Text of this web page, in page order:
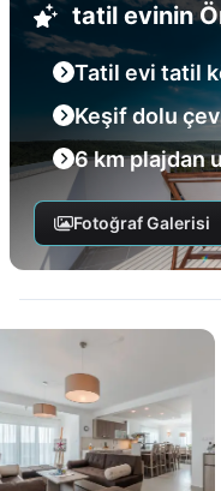
tatil evinin
Tatil evi tatil
Keşif dolu
6 km plajdan
Fotoğraf Galerisi